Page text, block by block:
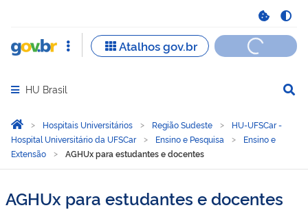
Abrir menu principal de navegação
HU Brasil
Você está aqui:
Página Inicial
Hospitais Universitários Região Sudeste
HU-UFSCar -
Hospital Universitário da UFSCar
Ensino e Pesquisa
Ensino e
Extensão
AGHUx para estudantes e docentes
AGHUx para estudantes e docentes